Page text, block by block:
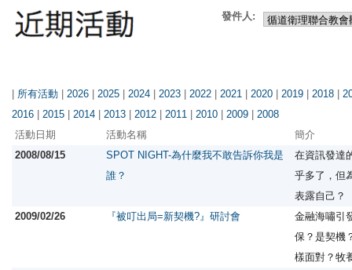
發件人:
| 所有活動 | 2026 | 2025 | 2024 | 2023 | 2022 | 2021 | 2020 | 2019 | 2018 |
2016 | 2015 | 2014 | 2013 | 2012 | 2011 | 2010 | 2009 | 2008
活動日期
活動名稱
簡介
2008/08/15
SPOT NIGHT-為什麼我不敢告訴你我是
誰？
在資訊發達
乎多了，但
表露自己？
2009/02/26
『被叮出局=新契機?』研討會
金融海嘯引
保？是契機
樣面對？牧